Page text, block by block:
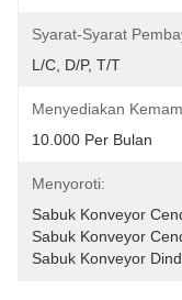
Syarat-Syarat
L/C, D/P, T/T
Menyediakan
10.000 Per Bulan
Menyoroti:
Sabuk Konveyor
Sabuk Konveyor
Sabuk Konveyor